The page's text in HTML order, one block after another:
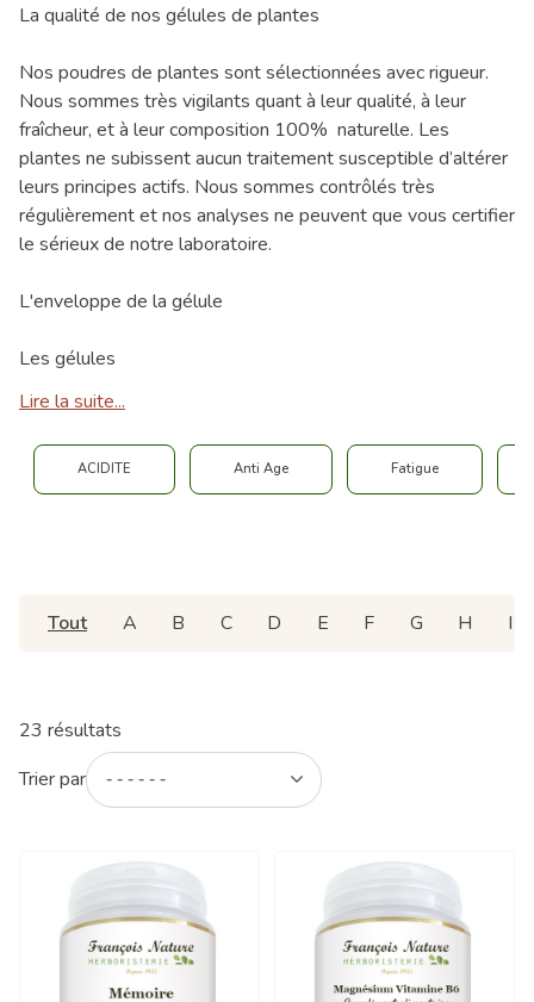
La qualité de nos gélules de plantes
Nos poudres de plantes sont sélectionnées avec rigueur.
Nous sommes très vigilants quant à leur qualité, à leur
fraîcheur, et à leur composition 100% naturelle. Les
plantes ne subissent aucun traitement susceptible d’altérer
leurs principes actifs. Nous sommes contrôlés très
régulièrement et nos analyses ne peuvent que vous certifier
le sérieux de notre laboratoire.
L'enveloppe de la gélule
Les gélules
Lire la suite...
ACIDITE Anti Age Fatigue
Tout A B C D E F G H I
23 résultats
Trier par